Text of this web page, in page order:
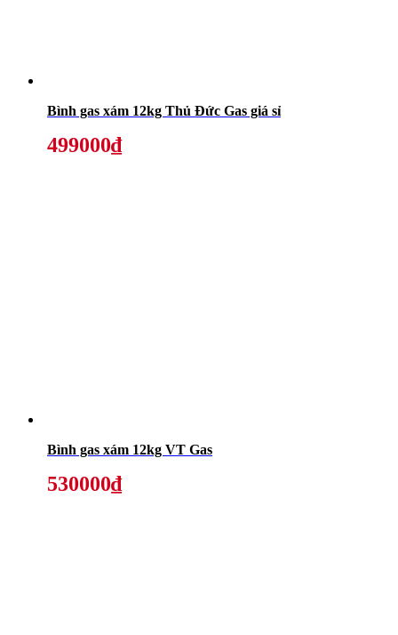
Bình gas xám 12kg Thủ Đức Gas giá sỉ
499000₫
Bình gas xám 12kg VT Gas
530000₫